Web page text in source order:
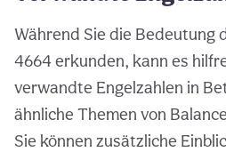
Während Sie die Bedeutung
4664 erkunden, kann es
verwandte Engelzahlen in
ähnliche Themen von
Sie können zusätzliche